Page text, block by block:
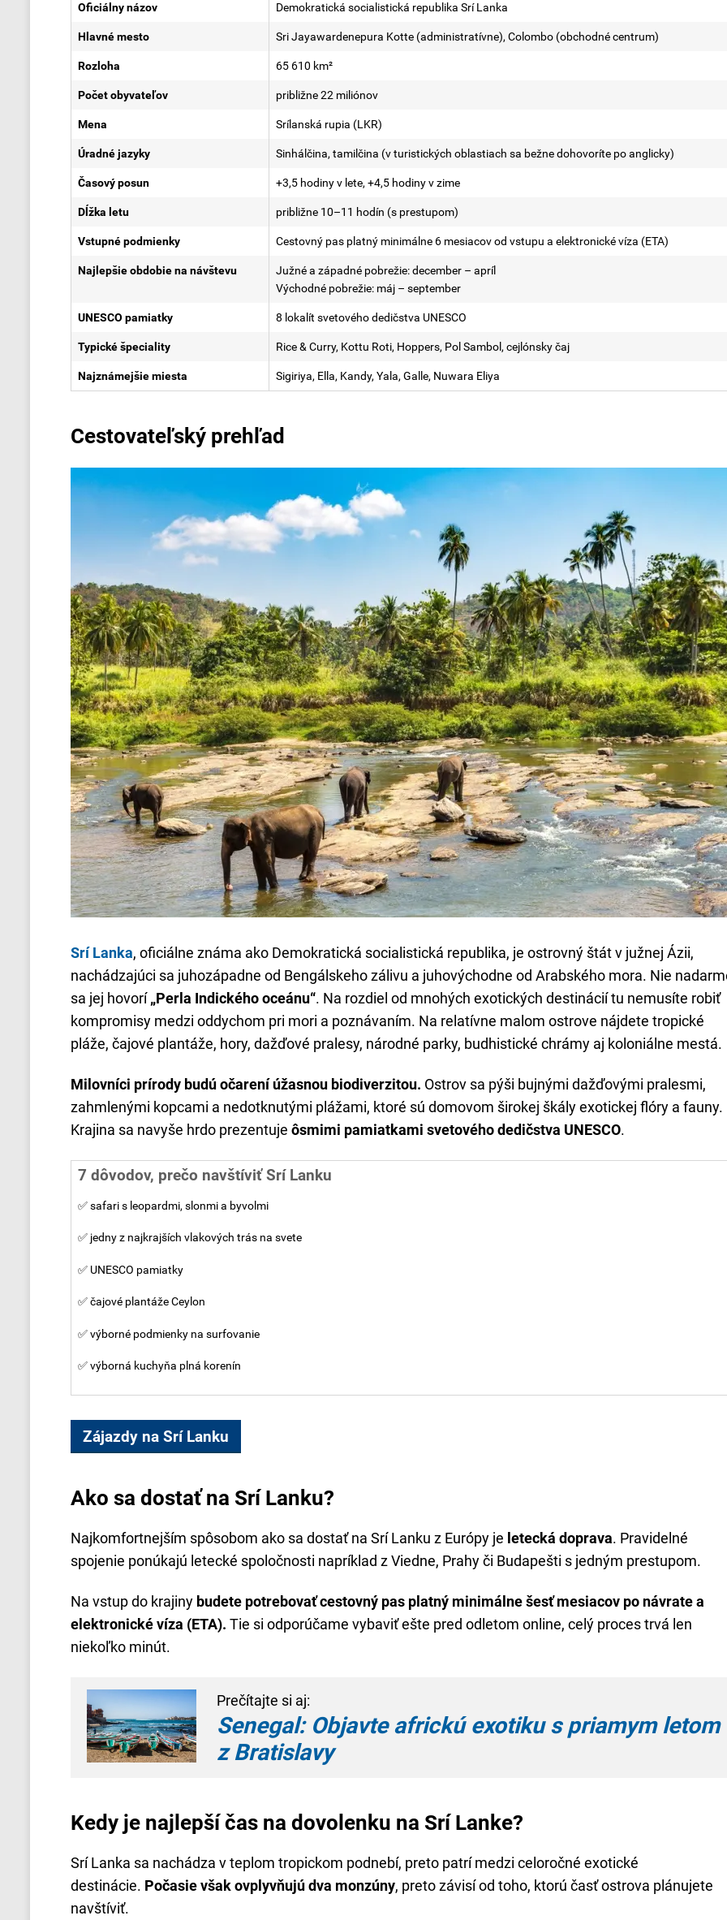
Oficiálny názov Demokratická socialistická republika Srí Lanka
Hlavné mesto Sri Jayawardenepura Kotte (administratívne), Colombo (obchodné centrum)
Rozloha 65 610 km²
Počet obyvateľov približne 22 miliónov
Mena Srílanská rupia (LKR)
Úradné jazyky Sinhálčina, tamilčina (v turistických oblastiach sa bežne dohovoríte po anglicky)
Časový posun +3,5 hodiny v lete, +4,5 hodiny v zime
Dĺžka letu približne 10–11 hodín (s prestupom)
Vstupné podmienky Cestovný pas platný minimálne 6 mesiacov od vstupu a elektronické víza (ETA)
Najlepšie obdobie na návštevu
Južné a západné pobrežie: december – apríl
Východné pobrežie: máj – september
UNESCO pamiatky 8 lokalít svetového dedičstva UNESCO
Typické špeciality Rice & Curry, Kottu Roti, Hoppers, Pol Sambol, cejlónsky čaj
Najznámejšie miesta Sigiriya, Ella, Kandy, Yala, Galle, Nuwara Eliya
Cestovateľský prehľad
Srí Lanka, oficiálne známa ako Demokratická socialistická republika, je ostrovný štát v južnej Ázii,
nachádzajúci sa juhozápadne od Bengálskeho zálivu a juhovýchodne od Arabského mora. Nie
sa jej hovorí„Perla Indického oceánu“. Na rozdiel od mnohých exotických destinácií tu nemusíte robiť
kompromisy medzi oddychom pri mori a poznávaním. Na relatívne malom ostrove nájdete tropické
pláže, čajové plantáže, hory, dažďové pralesy, národné parky, budhistické chrámy aj koloniálne mestá.
Milovníci prírody budú očarení úžasnou biodiverzitou. Ostrov sa pýši bujnými dažďovými pralesmi,
zahmlenými kopcami a nedotknutými plážami, ktoré sú domovom širokej škály exotickej flóry a fauny.
Krajina sa navyše hrdo prezentuje ôsmimi pamiatkami svetového dedičstva UNESCO.
7 dôvodov, prečo navštíviť Srí Lanku
✅ safari s leopardmi, slonmi a byvolmi
✅ jedny z najkrajších vlakových trás na svete
✅ UNESCO pamiatky
✅ čajové plantáže Ceylon
✅ výborné podmienky na surfovanie
✅ výborná kuchyňa plná korenín
Zájazdy na Srí Lanku
Ako sa dostať na Srí Lanku?
Najkomfortnejším spôsobom ako sa dostať na Srí Lanku z Európy je letecká doprava. Pravidelné
spojenie ponúkajú letecké spoločnosti napríklad z Viedne, Prahy či Budapešti s jedným prestupom.
Na vstup do krajiny budete potrebovať cestovný pas platný minimálne šesť mesiacov po návrate a
elektronické víza (ETA). Tie si odporúčame vybaviť ešte pred odletom online, celý proces trvá len
niekoľko minút.
Prečítajte si aj:
Senegal: Objavte africkú exotiku s priamym letom
z Bratislavy
Kedy je najlepší čas na dovolenku na Srí Lanke?
Srí Lanka sa nachádza v teplom tropickom podnebí, preto patrí medzi celoročné exotické
destinácie. Počasie však ovplyvňujú dva monzúny, preto závisí od toho, ktorú časť ostrova plánujete
navštíviť.